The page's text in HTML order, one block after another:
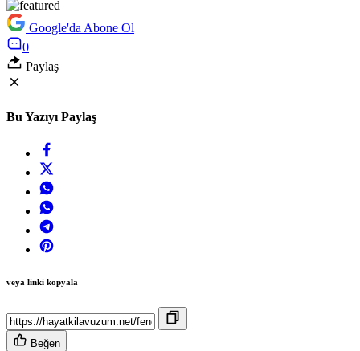
Google'da Abone Ol
0
Paylaş
Bu Yazıyı Paylaş
veya linki kopyala
Beğen